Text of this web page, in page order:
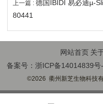
上一篇 : 德国IBIDI 易必迪µ-
80441
网站首页 关
备案号：浙ICP备14014839号
©2026 衢州新芝生物科技